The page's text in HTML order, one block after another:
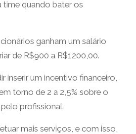
time quando bater os
ganham um salário
de R$900 a R$1200,00.
inserir um incentivo financeiro,
torno de 2 a 2,5% sobre o
profissional.
mais serviços, e com isso,